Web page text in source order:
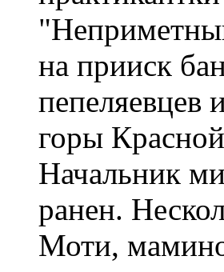
на прииск
пепеляевцев
горы
Начальник
ранен.
Моти,